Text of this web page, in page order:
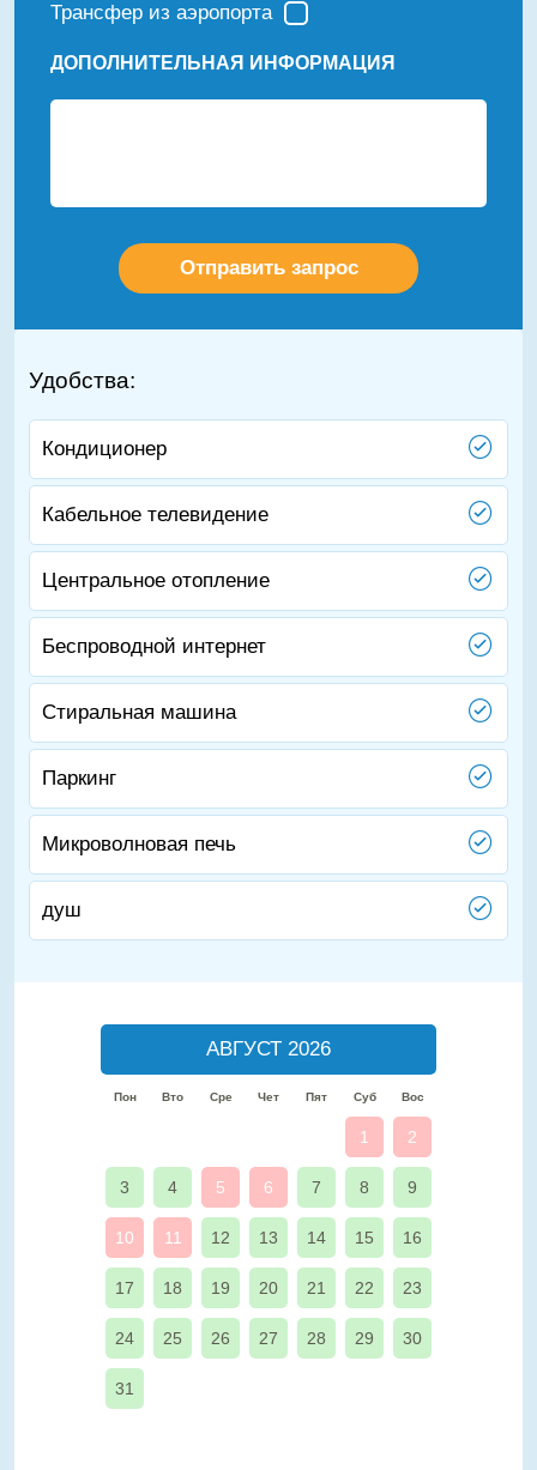
Трансфер из аэропорта
ДОПОЛНИТЕЛЬНАЯ ИНФОРМАЦИЯ
Удобства:
Кондиционер
Кабельное телевидение
Центральное отопление
Беспроводной интернет
Стиральная машина
Паркинг
Микроволновая печь
душ
АВГУСТ 2026
Пон Вто Сре Чет Пят Суб Вос
1 2
3 4 5 6 7 8 9
10 11 12 13 14 15 16
17 18 19 20 21 22 23
24 25 26 27 28 29 30
31